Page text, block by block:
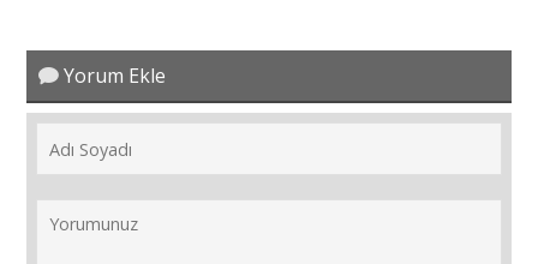
Yorum Ekle